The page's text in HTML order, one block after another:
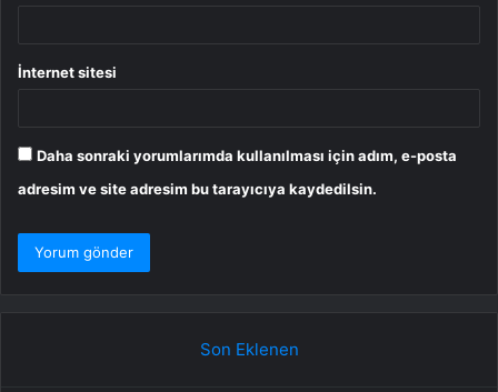
İnternet sitesi
Daha sonraki yorumlarımda kullanılması için adım, e-posta
adresim ve site adresim bu tarayıcıya kaydedilsin.
Son Eklenen